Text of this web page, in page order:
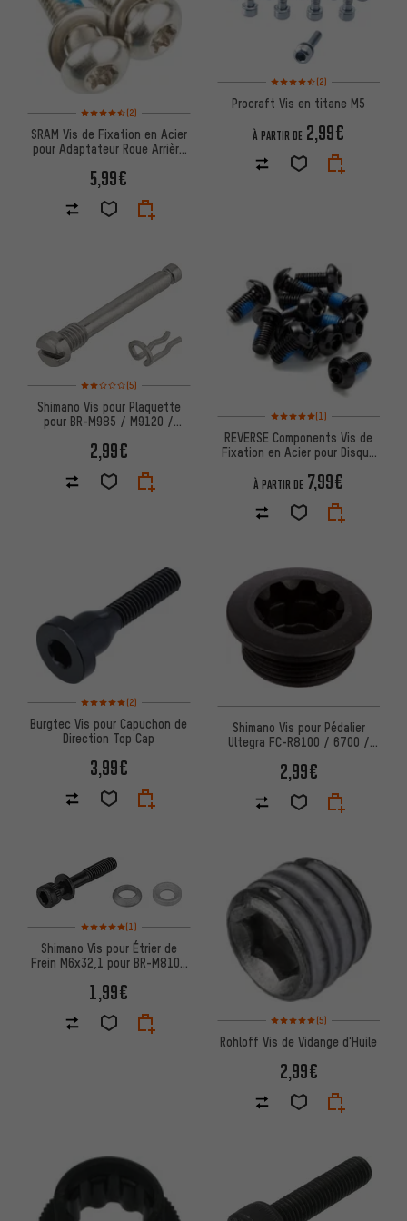
Note moyenne : 4,5 sur 5 d'après 2 avis
(2)
SRAM Vis de Fixation en Acier
pour Adaptateur Roue Arrière
5,99€
Note moyenne : 4,5 sur 5
(2)
Procraft Vis en titane M5
À PARTIR DE 2,99€
Note moyenne : 2 sur 5 d'après 5 avis
(5)
Shimano Vis pour Plaquette
pour BR-M985 / M9120 /
2,99€
Note moyenne : 5 sur 5
(1)
REVERSE Components Vis de
Fixation en Acier pour Disque
À PARTIR DE 7,99€
Note moyenne : 5 sur 5 d'après 2 avis
(2)
Burgtec Vis pour Capuchon de
Direction Top Cap
3,99€
Shimano Vis pour Pédalier
Ultegra FC-R8100 / 6700 /
2,99€
Note moyenne : 5 sur 5 d'après 1 avis
(1)
Shimano Vis pour Étrier de
Frein M6x32,1 pour BR-M8100
1,99€
Note moyenne : 5 sur 5
(5)
Rohloff Vis de Vidange d'Huile
2,99€